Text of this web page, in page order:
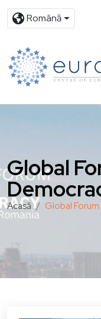
Română
Global
Acasă Global